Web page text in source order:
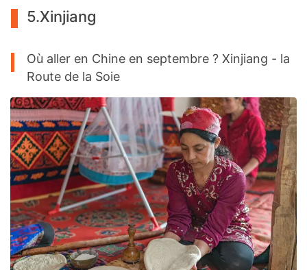
5.Xinjiang
Où aller en Chine en septembre ? Xinjiang - la
Route de la Soie